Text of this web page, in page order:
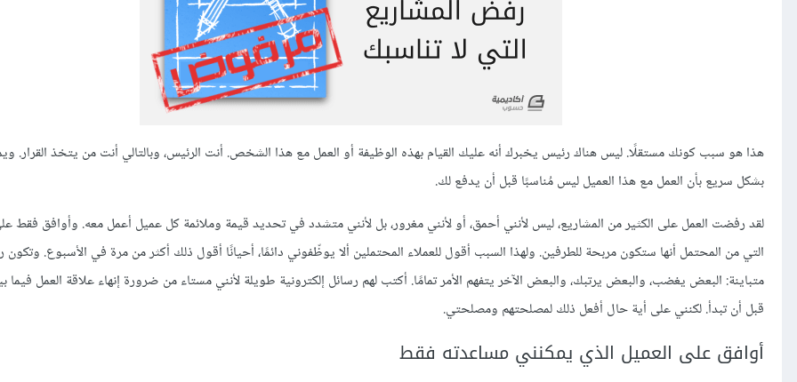
هذا هو سبب كونك مستقلًا. ليس هناك رئيس يخبرك أنه عليك القيام بهذه الوظيفة أو العمل مع هذا الشخص. أنت الرئيس، وبالتالي أنت من يتخذ القرار.
بشكل سريع بأن العمل مع هذا العميل ليس مُناسبًا قبل أن يدفع لك.
لقد رفضت العمل على الكثير من المشاريع، ليس لأنني أحمق، أو لأنني مغرور، بل لأنني متشدد في تحديد قيمة وملائمة كل عميل أعمل معه. وأوافق فقط
التي من المحتمل أنها ستكون مربحة للطرفين. ولهذا السبب أقول للعملاء المحتملين ألا يوظّفوني دائمًا، أحيانًا أقول ذلك أكثر من مرة في الأسبوع. وتكون
متباينة: البعض يغضب، والبعض يرتبك، والبعض الآخر يتفهم الأمر تمامًا. أكتب لهم رسائل إلكترونية طويلة لأنني مستاء من ضرورة إنهاء علاقة العمل فيما
قبل أن تبدأ. لكنني على أية حال أفعل ذلك لمصلحتهم ومصلحتي.
أوافق على العميل الذي يمكنني مساعدته فقط